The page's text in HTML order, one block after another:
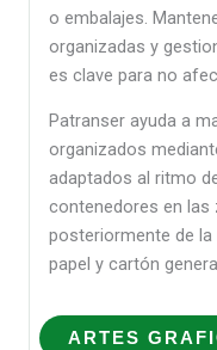
o embalajes.
organizadas y
es clave para no
Patranser ayuda a
organizados
adaptados al ritmo
contenedores en las
posteriormente de la
papel y cartón
ARTES